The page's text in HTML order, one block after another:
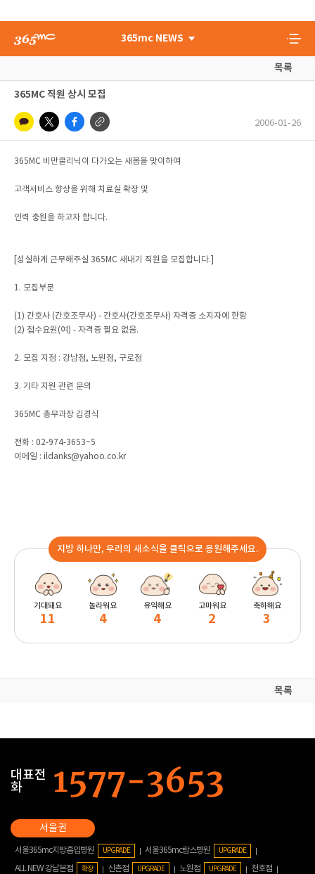
365mc NEWS
목록
365MC 직원 상시 모집
2006-01-26
365MC 비만클리닉이 다가오는 새봄을 맞이하여
고객서비스 향상을 위해 치료실 확장 및
인력 충원을 하고자 합니다.
[성실하게 근무해주실 365MC 새내기 직원을 모집합니다.]
1. 모집부문
(1) 간호사 (간호조무사) - 간호사(간호조무사) 자격증 소지자에 한함
(2) 접수요원(여) - 자격증 필요 없음.
2. 모집 지점 : 강남점, 노원점, 구로점
3. 기타 지원 관련 문의
365MC 총무과장 김경식
전화 : 02-974-3653~5
이메일 : ildanks@yahoo.co.kr
지방 하나만, 우리의 새소식을 클릭으로 응원해주세요.
기대돼요
11
놀라워요
4
유익해요
4
고마워요
2
축하해요
3
목록
대표전
화
서울365mc지방흡입병원 UPGRADE 서울365mc람스병원 UPGRADE
ALL NEW 강남본점 확장 신촌점 UPGRADE 노원점 UPGRADE
천호점